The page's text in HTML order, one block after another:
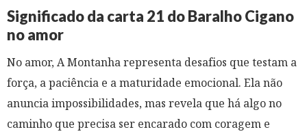
Significado da carta 21 do Baralho Cigano
no amor
No amor, A Montanha representa desafios que testam a
força, a paciência e a maturidade emocional. Ela não
anuncia impossibilidades, mas revela que há algo no
caminho que precisa ser encarado com coragem e